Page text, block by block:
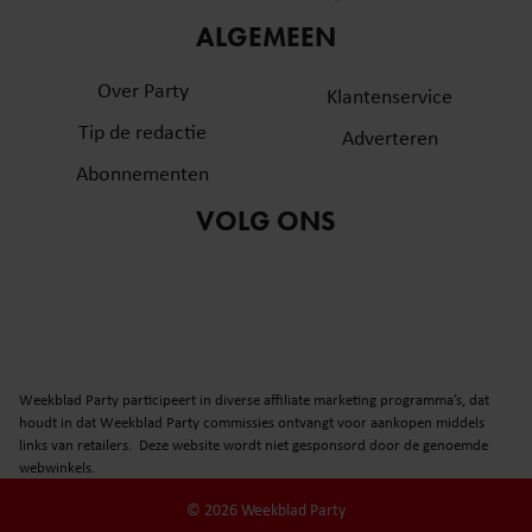
partners voor social media, adverteren en analyse. Deze
informatie die u aan ze heeft verstrekt of die ze hebben
verzameld op basis van uw gebruik van hun services. U
gebruiken.
ALGEMEEN
Over Party
Tip de redactie
Abonnementen
Klantenservice
Adverteren
VOLG ONS
Weekblad Party participeert in diverse affiliate marketing programma’s, dat
houdt in dat Weekblad Party commissies ontvangt voor aankopen middels
links van retailers. Deze website wordt niet gesponsord door de genoemde
webwinkels.
© 2026 Weekblad Party